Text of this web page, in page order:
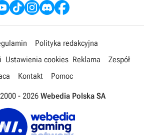
Polityka redakcyjna
Ustawienia cookies Reklama
Zespół
Kontakt Pomoc
- 2026 Webedia Polska SA